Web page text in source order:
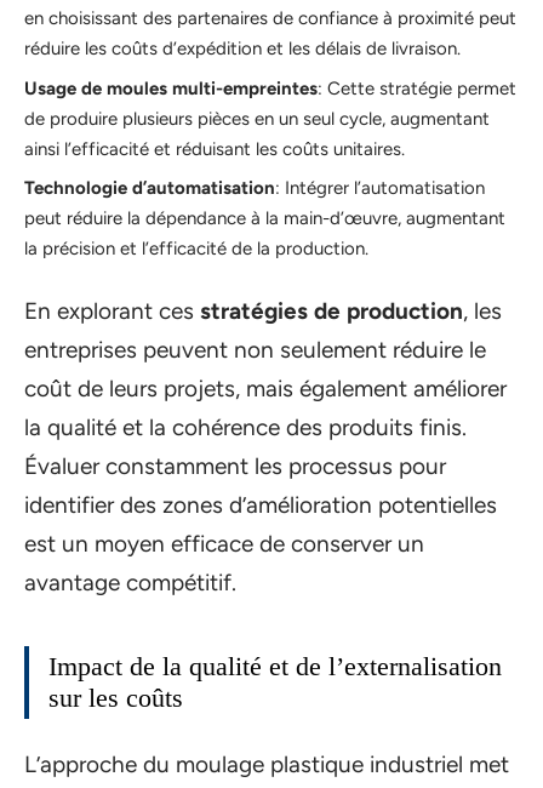
en choisissant des partenaires de confiance à proximité peut
réduire les coûts d’expédition et les délais de livraison.
Usage de moules multi-empreintes: Cette stratégie permet
de produire plusieurs pièces en un seul cycle, augmentant
ainsi l’efficacité et réduisant les coûts unitaires.
Technologie d’automatisation: Intégrer l’automatisation
peut réduire la dépendance à la main-d’œuvre, augmentant
la précision et l’efficacité de la production.
En explorant ces stratégies de production, les
entreprises peuvent non seulement réduire le
coût de leurs projets, mais également améliorer
la qualité et la cohérence des produits finis.
Évaluer constamment les processus pour
identifier des zones d’amélioration potentielles
est un moyen efficace de conserver un
avantage compétitif.
Impact de la qualité et de l’externalisation
sur les coûts
L’approche du moulage plastique industriel met